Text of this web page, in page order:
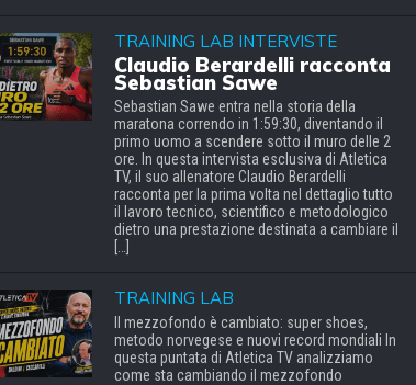
TRAINING LAB INTERVISTE
Claudio Berardelli racconta
Sebastian Sawe
Sebastian Sawe entra nella storia della
maratona correndo in 1:59:30, diventando il
primo uomo a scendere sotto il muro delle 2
ore. In questa intervista esclusiva di Atletica
TV, il suo allenatore Claudio Berardelli
racconta per la prima volta nel dettaglio tutto
il lavoro tecnico, scientifico e metodologico
dietro una prestazione destinata a cambiare il
TRAINING LAB
Il mezzofondo è cambiato: super shoes,
metodo norvegese e nuovi record mondiali In
questa puntata di Atletica TV analizziamo
come sta cambiando il mezzofondo